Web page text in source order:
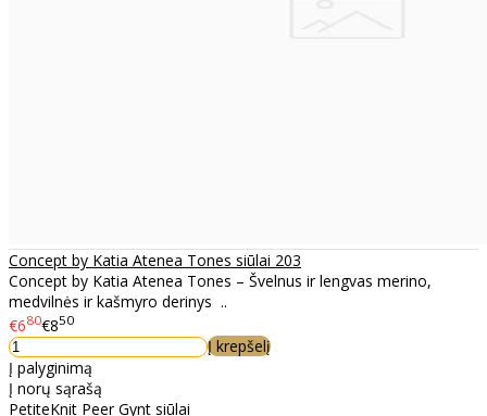
Concept by Katia Atenea Tones siūlai 203
Concept by Katia Atenea Tones – Švelnus ir lengvas merino,
medvilnės ir kašmyro derinys ..
€680€850
Į krepšelį
Į palyginimą
Į norų sąrašą
PetiteKnit Peer Gynt siūlai